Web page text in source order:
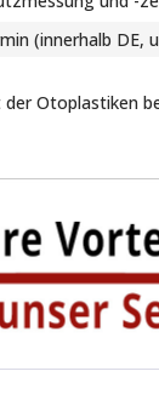
(innerhalb DE,
Otoplastiken